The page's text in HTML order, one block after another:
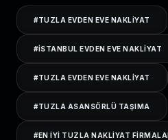
#TUZLA EVDEN EVE NAKLIYAT
#ISTANBUL EVDEN EVE NAKLIYAT
#TUZLA EVDEN EVE NAKLIYAT
#TUZLA ASANSÖRLÜ TAŞIMA
#EN IYI TUZLA NAKLIYAT